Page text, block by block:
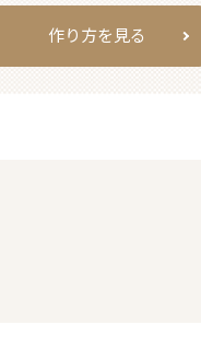
作り方を見る